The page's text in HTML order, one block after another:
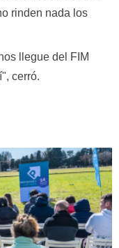
rinden nada los
llegue del FIM
cerró.